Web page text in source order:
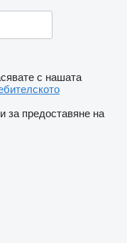
с нашата
за предоставяне на